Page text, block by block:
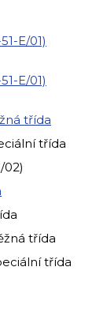
E/01)
E/01)
třída
třída
02)
třída
třída